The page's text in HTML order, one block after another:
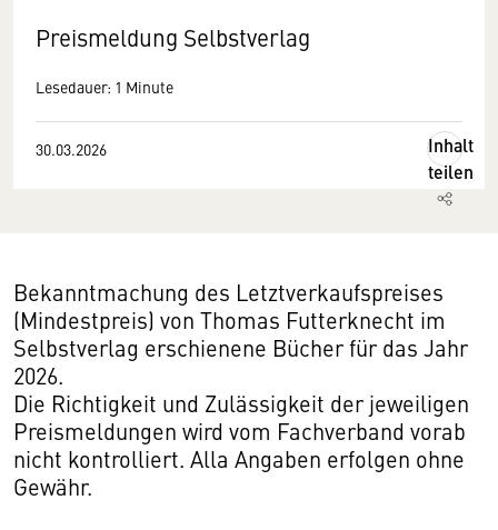
Preismeldung Selbstverlag
Lesedauer: 1 Minute
30.03.2026
Inhalt
teilen
Bekanntmachung des Letztverkaufspreises
(Mindestpreis) von Thomas Futterknecht im
Selbstverlag erschienene Bücher für das Jahr
2026.
Die Richtigkeit und Zulässigkeit der jeweiligen
Preismeldungen wird vom Fachverband vorab
nicht kontrolliert. Alla Angaben erfolgen ohne
Gewähr.